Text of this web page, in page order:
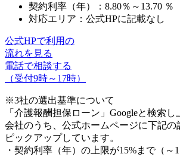
契約利率（年）： 8.80％～13.70 ％
対応エリア：公式HPに記載なし
公式HPで利用の
流れを見る
電話で相談する
（受付9時～17時）
※3社の選出基準について
「介護報酬担保ローン」Googleと検索
会社のうち、公式ホームページに下記の
ピックアップしています。
・契約利率（年）の上限が15%まで（～